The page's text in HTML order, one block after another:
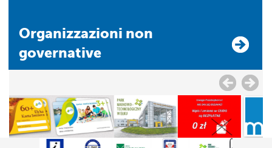
Organizzazioni non
governative